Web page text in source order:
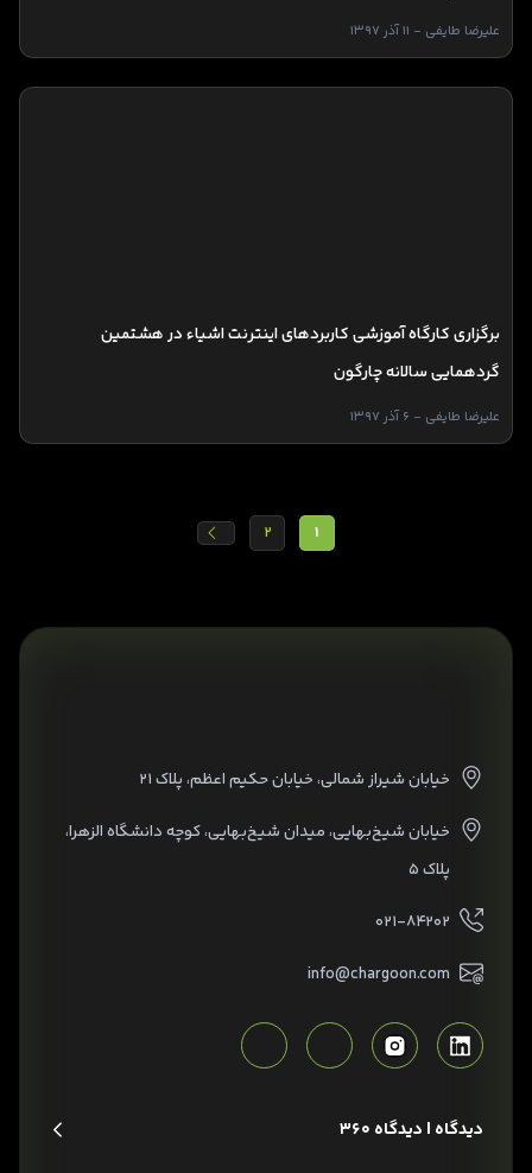
علیرضا طایفی - 11 آذر 1397
برگزاری کارگاه آموزشی کاربردهای اینترنت اشیاء در هشتمین
گردهمایی سالانه چارگون
علیرضا طایفی - 6 آذر 1397
1
2
خیابان شیراز شمالی، خیابان حکیم اعظم، پلاک ۲۱
خیابان شیخ‌بهایی، میدان شیخ‌بهایی، کوچه دانشگاه الزهرا،
پلاک ۵
۰۲۱-۸۴۲۰۲
info@chargoon.com
دیدگاه | دیدگاه 360